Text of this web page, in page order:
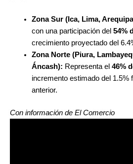
Zona Sur (Ica, Lima,
con una participación del 54%
crecimiento proyectado del
Zona Norte (Piura,
Áncash): Representa el 46%
incremento estimado del 1.5%
anterior.
Con información de El Comercio